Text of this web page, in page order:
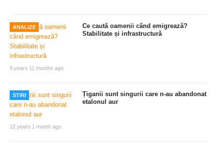
ANALIZE
9 years 11 months ago
Ce caută oamenii când emigrează?
Stabilitate și infrastructură
STIRI
12 years 1 month ago
Țiganii sunt singurii care n-au abandonat
etalonul aur